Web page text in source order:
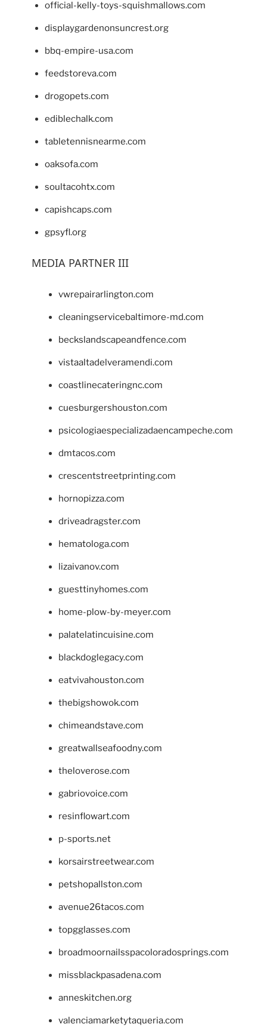
official-kelly-toys-squishmallows.com
displaygardenonsuncrest.org
bbq-empire-usa.com
feedstoreva.com
drogopets.com
ediblechalk.com
tabletennisnearme.com
oaksofa.com
soultacohtx.com
capishcaps.com
gpsyfl.org
MEDIA PARTNER III
vwrepairarlington.com
cleaningservicebaltimore-md.com
beckslandscapeandfence.com
vistaaltadelveramendi.com
coastlinecateringnc.com
cuesburgershouston.com
psicologiaespecializadaencampeche.com
dmtacos.com
crescentstreetprinting.com
hornopizza.com
driveadragster.com
hematologa.com
lizaivanov.com
guesttinyhomes.com
home-plow-by-meyer.com
palatelatincuisine.com
blackdoglegacy.com
eatvivahouston.com
thebigshowok.com
chimeandstave.com
greatwallseafoodny.com
theloverose.com
gabriovoice.com
resinflowart.com
p-sports.net
korsairstreetwear.com
petshopallston.com
avenue26tacos.com
topgglasses.com
broadmoornailsspacoloradosprings.com
missblackpasadena.com
anneskitchen.org
valenciamarketytaqueria.com